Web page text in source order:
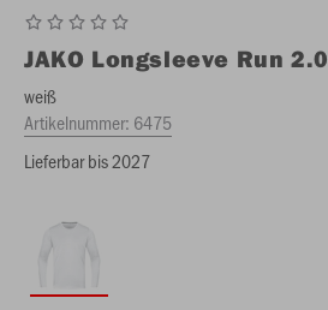
JAKO Longsleeve Run 2.0
weiß
Artikelnummer: 6475
Lieferbar bis 2027